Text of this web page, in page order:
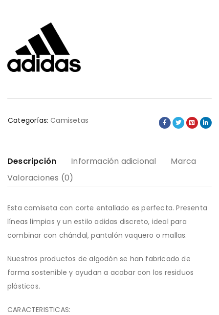
Categorías: Camisetas
Descripción Información adicional
Marca
Valoraciones (0)
Esta camiseta con corte entallado es perfecta. Presenta
líneas limpias y un estilo adidas discreto, ideal para
combinar con chándal, pantalón vaquero o mallas.
Nuestros productos de algodón se han fabricado de
forma sostenible y ayudan a acabar con los residuos
plásticos.
CARACTERISTICAS: